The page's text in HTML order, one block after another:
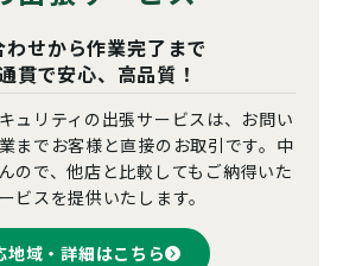
わせから作業完了まで
貫で安心、高品質！
ュリティの出張サービスは、お問い
までお客様と直接のお取引です。中
ので、他店と比較してもご納得いた
ビスを提供いたします。
地域・詳細はこちら